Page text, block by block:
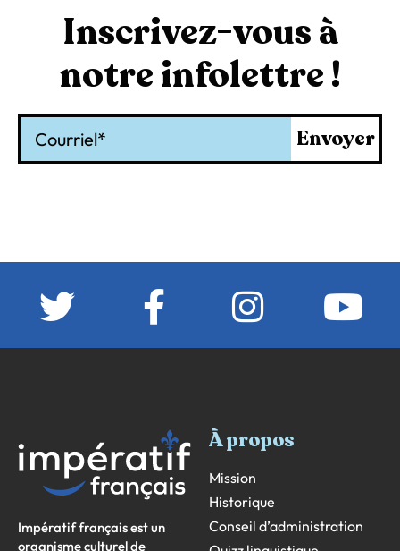
Inscrivez-vous à
notre infolettre !
Envoyer
Impératif français est un
organisme culturel de
À propos
Mission
Historique
Conseil d’administration